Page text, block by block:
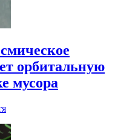
орбитальную
мусора